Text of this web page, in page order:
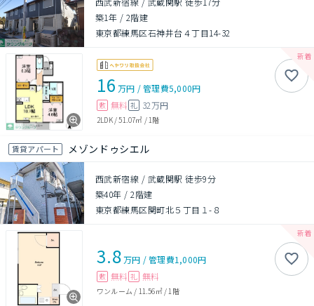
築1年 / 2階建
東京都練馬区石神井台４丁目14-32
16 万円 /管理費5,000円
敷 無料 礼 32万円
2LDK/51.07㎡ /1階
賃貸アパート メゾンドゥシエル
西武新宿線 / 武蔵関駅 徒歩9分
築40年 /2階建
東京都練馬区関町北５丁目１-８
3.8万円 /管理費1,000円
敷 無料 礼 無料
ワンルーム / 11.56㎡/ 1階